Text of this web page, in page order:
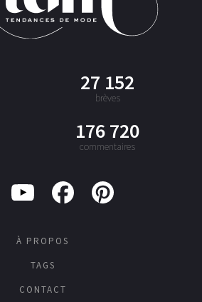
27 152
brèves
176 720
commentaires
À PROPOS
TAGS
CONTACT